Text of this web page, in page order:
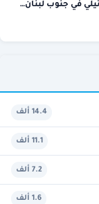
14.4 ألف
11.1 ألف
7.2 ألف
1.6 ألف